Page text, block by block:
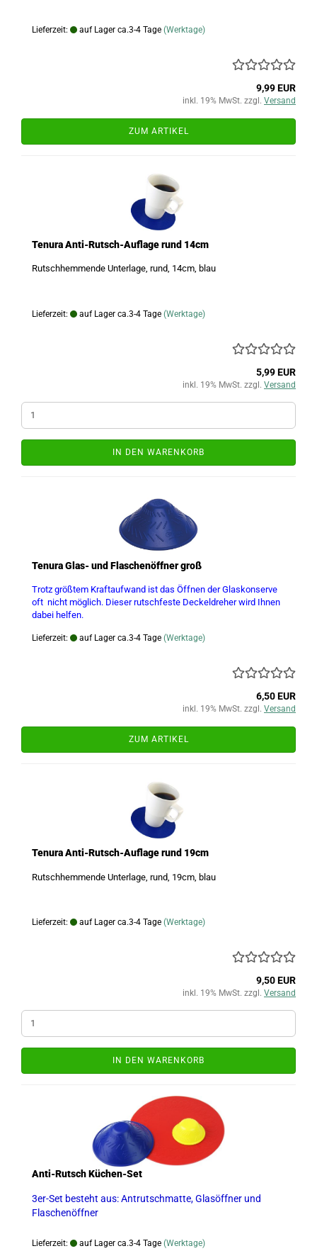
Lieferzeit: auf Lager ca.3-4 Tage (Werktage)
9,99 EUR
inkl. 19% MwSt. zzgl. Versand
ZUM ARTIKEL
Tenura Anti-Rutsch-Auflage rund 14cm
Rutschhemmende Unterlage, rund, 14cm, blau
Lieferzeit: auf Lager ca.3-4 Tage (Werktage)
5,99 EUR
inkl. 19% MwSt. zzgl. Versand
IN DEN WARENKORB
Tenura Glas- und Flaschenöffner groß
Trotz größtem Kraftaufwand ist das Öffnen der Glaskonserve
oft nicht möglich. Dieser rutschfeste Deckeldreher wird Ihnen
dabei helfen.
Lieferzeit: auf Lager ca.3-4 Tage (Werktage)
6,50 EUR
inkl. 19% MwSt. zzgl. Versand
ZUM ARTIKEL
Tenura Anti-Rutsch-Auflage rund 19cm
Rutschhemmende Unterlage, rund, 19cm, blau
Lieferzeit: auf Lager ca.3-4 Tage (Werktage)
9,50 EUR
inkl. 19% MwSt. zzgl. Versand
IN DEN WARENKORB
Anti-Rutsch Küchen-Set
3er-Set besteht aus: Antrutschmatte, Glasöffner und
Flaschenöffner
Lieferzeit: auf Lager ca.3-4 Tage (Werktage)